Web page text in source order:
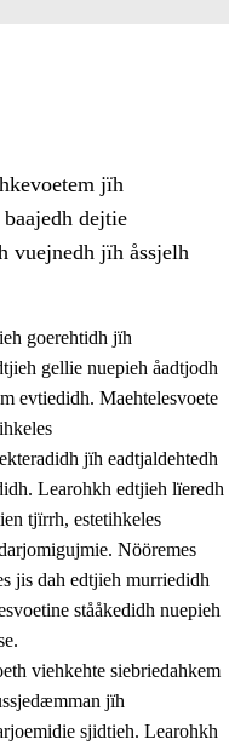
vuajnoe
jïh
jïh
dejtie
vuejnedh jïh åssjelh
goerehtidh jïh
gellie nuepieh åadtjodh
evtiedidh. Maehtelesvoete
jïh eadtjaldehtedh
Learohkh edtjieh lïeredh
tjïrrh, estetihkeles
Nööremes
jis dah edtjieh murriedidh
stååkedidh nuepieh
viehkehte siebriedahkem
jïh
sjidtieh. Learohkh